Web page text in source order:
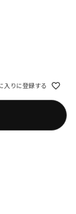
入りに登録する